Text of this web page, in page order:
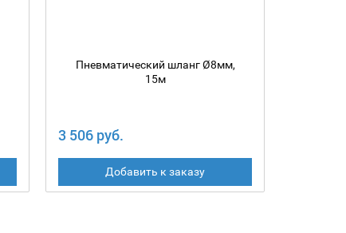
Пневматический шланг Ø8мм,
15м
3 506 руб.
Добавить к заказу